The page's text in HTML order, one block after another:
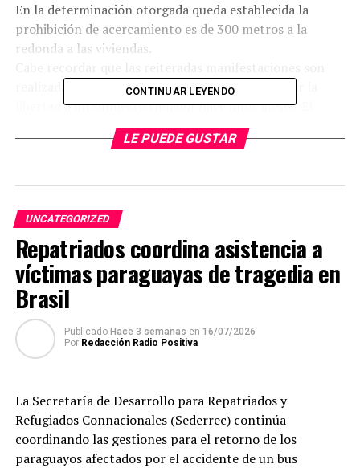
En la determinación otorgada queda establecida la
prohibición de acercamiento es de 300 metros a la
redonda a las viviendas.
realizadas tras la decisión del Tribunal de otorgar la
libertad a un supuesto violador hace unos meses. El
mismo sería un ex personal policial y la víctima sería su
hijastra de 16 años.
TEMAS RELACIONADOS: JUECES
LIBERTAD
ARRIBA SIGUIENTE
RANAS INVADEN ESCUELA DE PRESIDENTE FRANCO
DOCENTES ESTÁN PREOCUPADOS
NO SE PIERDA
DESALOJAN A UNAS 350 FAMILIAS DEL ASENTAMIENTO LOS
ABUELOS
CONTINUAR LEYENDO
LE PUEDE GUSTAR
UNCATEGORIZED
Repatriados coordina asistencia a
víctimas paraguayas de tragedia en
Brasil
Publicado Hace 3 semanas en 16/07/2026
Por Redacción Radio Positiva
La Secretaría de Desarrollo para Repatriados y
Refugiados Connacionales (Sederrec) continúa
coordinando las gestiones para el retorno de los
paraguayos afectados por el accidente de un bus